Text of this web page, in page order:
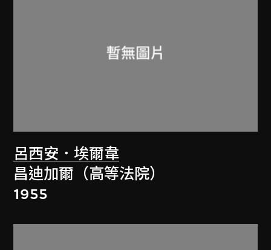
呂西安．埃爾韋
昌迪加爾（高等法院）
1955